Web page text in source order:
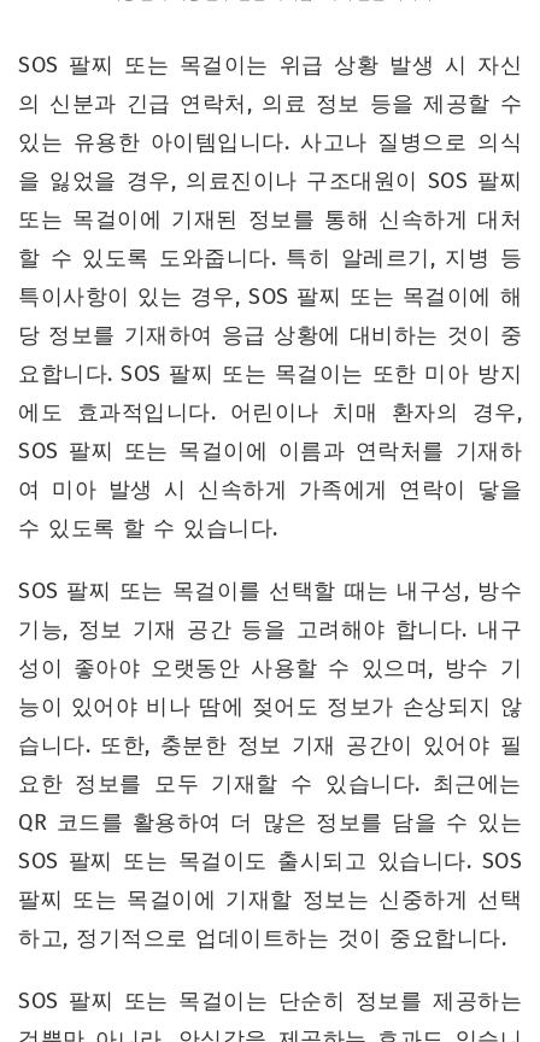
SOS 팔찌 또는 목걸이는 위급 상황 발생 시 자신
의 신분과 긴급 연락처, 의료 정보 등을 제공할 수
있는 유용한 아이템입니다. 사고나 질병으로 의식
을 잃었을 경우, 의료진이나 구조대원이 SOS 팔찌
또는 목걸이에 기재된 정보를 통해 신속하게 대처
할 수 있도록 도와줍니다. 특히 알레르기, 지병 등
특이사항이 있는 경우, SOS 팔찌 또는 목걸이에 해
당 정보를 기재하여 응급 상황에 대비하는 것이 중
요합니다. SOS 팔찌 또는 목걸이는 또한 미아 방지
에도 효과적입니다. 어린이나 치매 환자의 경우,
SOS 팔찌 또는 목걸이에 이름과 연락처를 기재하
여 미아 발생 시 신속하게 가족에게 연락이 닿을
수 있도록 할 수 있습니다.
SOS 팔찌 또는 목걸이를 선택할 때는 내구성, 방수
기능, 정보 기재 공간 등을 고려해야 합니다. 내구
성이 좋아야 오랫동안 사용할 수 있으며, 방수 기
능이 있어야 비나 땀에 젖어도 정보가 손상되지 않
습니다. 또한, 충분한 정보 기재 공간이 있어야 필
요한 정보를 모두 기재할 수 있습니다. 최근에는
QR 코드를 활용하여 더 많은 정보를 담을 수 있는
SOS 팔찌 또는 목걸이도 출시되고 있습니다. SOS
팔찌 또는 목걸이에 기재할 정보는 신중하게 선택
하고, 정기적으로 업데이트하는 것이 중요합니다.
SOS 팔찌 또는 목걸이는 단순히 정보를 제공하는